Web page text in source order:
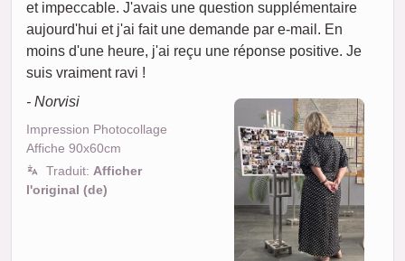
et impeccable. J'avais une question supplémentaire
aujourd'hui et j'ai fait une demande par e-mail. En
moins d'une heure, j'ai reçu une réponse positive. Je
suis vraiment ravi !
- Norvisi
Impression Photocollage
Affiche 90x60cm
Traduit: Afficher
l'original (de)